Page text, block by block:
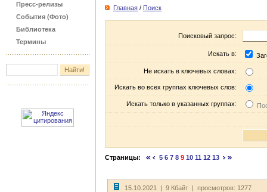
Пресс-релизы
События (Фото)
Библиотека
Термины
Главная / Поиск
Поисковый запрос:
Искать в:
Не искать в ключевых словах:
Искать во всех группах ключевых слов:
Искать только в указанных группах:
Страницы: 5 6 7 8 9 10 11 12 13
15.10.2021 | 9 Кбайт | просмотров: 1277